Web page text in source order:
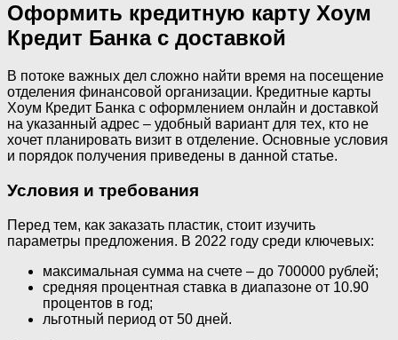
Оформить кредитную карту Хоум
Кредит Банка с доставкой
В потоке важных дел сложно найти время на посещение
отделения финансовой организации. Кредитные карты
Хоум Кредит Банка с оформлением онлайн и доставкой
на указанный адрес – удобный вариант для тех, кто не
хочет планировать визит в отделение. Основные условия
и порядок получения приведены в данной статье.
Условия и требования
Перед тем, как заказать пластик, стоит изучить
параметры предложения. В 2022 году среди ключевых:
максимальная сумма на счете – до 700000 рублей;
средняя процентная ставка в диапазоне от 10.90
процентов в год;
льготный период от 50 дней.